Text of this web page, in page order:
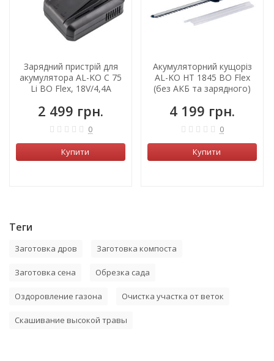
Зарядний пристрій для
акумулятора AL-KO C 75
Li BO Flex, 18V/4,4А
2 499 грн.
0
Купити
Акумуляторний кущоріз
AL-KO HT 1845 BO Flex
(без АКБ та зарядного)
4 199 грн.
0
Купити
Теги
Заготовка дров Заготовка компоста
Заготовка сена Обрезка сада
Оздоровление газона Очистка участка от веток
Скашивание высокой травы